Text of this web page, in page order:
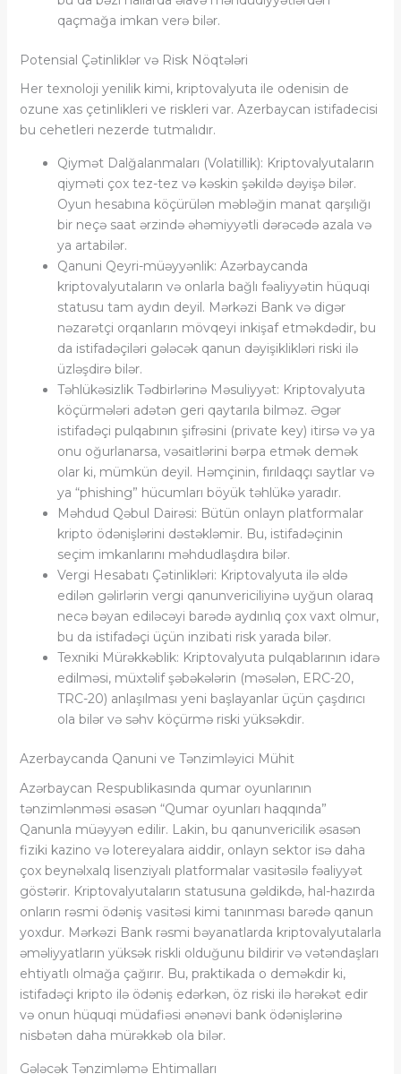
qaçmağa imkan verə bilər.
Potensial Çətinliklər və Risk Nöqtələri
Her texnoloji yenilik kimi, kriptovalyuta ile odenisin de
ozune xas çetinlikleri ve riskleri var. Azerbaycan istifadecisi
bu cehetleri nezerde tutmalıdır.
Qiymət Dalğalanmaları (Volatillik): Kriptovalyutaların
qiyməti çox tez-tez və kəskin şəkildə dəyişə bilər.
Oyun hesabına köçürülən məbləğin manat qarşılığı
bir neçə saat ərzində əhəmiyyətli dərəcədə azala və
ya artabilər.
Qanuni Qeyri-müəyyənlik: Azərbaycanda
kriptovalyutaların və onlarla bağlı fəaliyyətin hüquqi
statusu tam aydın deyil. Mərkəzi Bank və digər
nəzarətçi orqanların mövqeyi inkişaf etməkdədir, bu
da istifadəçiləri gələcək qanun dəyişiklikləri riski ilə
üzləşdirə bilər.
Təhlükəsizlik Tədbirlərinə Məsuliyyət: Kriptovalyuta
köçürmələri adətən geri qaytarıla bilməz. Əgər
istifadəçi pulqabının şifrəsini (private key) itirsə və ya
onu oğurlanarsa, vəsaitlərini bərpa etmək demək
olar ki, mümkün deyil. Həmçinin, fırıldaqçı saytlar və
ya “phishing” hücumları böyük təhlükə yaradır.
Məhdud Qəbul Dairəsi: Bütün onlayn platformalar
kripto ödənişlərini dəstəkləmir. Bu, istifadəçinin
seçim imkanlarını məhdudlaşdıra bilər.
Vergi Hesabatı Çətinlikləri: Kriptovalyuta ilə əldə
edilən gəlirlərin vergi qanunvericiliyinə uyğun olaraq
necə bəyan ediləcəyi barədə aydınlıq çox vaxt olmur,
bu da istifadəçi üçün inzibati risk yarada bilər.
Texniki Mürəkkəblik: Kriptovalyuta pulqablarının idarə
edilməsi, müxtəlif şəbəkələrin (məsələn, ERC-20,
TRC-20) anlaşılması yeni başlayanlar üçün çaşdırıcı
ola bilər və səhv köçürmə riski yüksəkdir.
Azerbaycanda Qanuni ve Tənzimləyici Mühit
Azərbaycan Respublikasında qumar oyunlarının
tənzimlənməsi əsasən “Qumar oyunları haqqında”
Qanunla müəyyən edilir. Lakin, bu qanunvericilik əsasən
fiziki kazino və lotereyalara aiddir, onlayn sektor isə daha
çox beynəlxalq lisenziyalı platformalar vasitəsilə fəaliyyət
göstərir. Kriptovalyutaların statusuna gəldikdə, hal-hazırda
onların rəsmi ödəniş vasitəsi kimi tanınması barədə qanun
yoxdur. Mərkəzi Bank rəsmi bəyanatlarda kriptovalyutalarla
əməliyyatların yüksək riskli olduğunu bildirir və vətəndaşları
ehtiyatlı olmağa çağırır. Bu, praktikada o deməkdir ki,
istifadəçi kripto ilə ödəniş edərkən, öz riski ilə hərəkət edir
və onun hüquqi müdafiəsi ənənəvi bank ödənişlərinə
nisbətən daha mürəkkəb ola bilər.
Gələcək Tənzimləmə Ehtimalları